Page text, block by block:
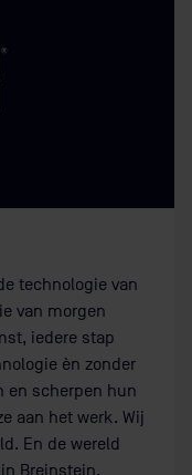
technologie van
van morgen
iedere stap
èn zonder
en scherpen hun
aan het werk. Wij
En de wereld
Breinstein.